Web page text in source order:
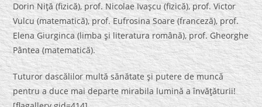
Dorin Niţă (fizică), prof. Nicolae Ivaşcu (fizică), prof. Victor
Vulcu (matematică), prof. Eufrosina Soare (franceză), prof.
Elena Giurginca (limba şi literatura română), prof. Gheorghe
Pântea (matematică).
Tuturor dascălilor multă sănătate şi putere de muncă
pentru a duce mai departe mirabila lumină a învăţăturii!